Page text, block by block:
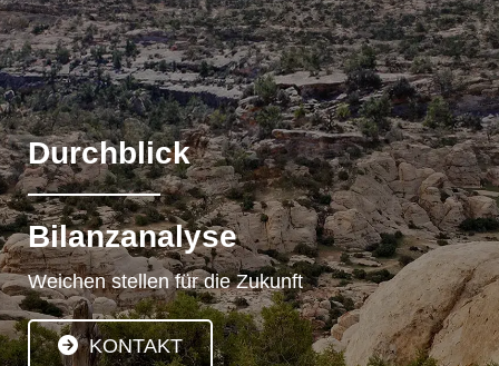
Durchblick
Bilanzanalyse
Weichen stellen für die Zukunft
KONTAKT